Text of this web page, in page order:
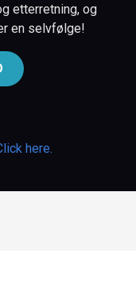
etterretning, og
en selvfølge!
here.